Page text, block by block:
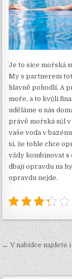
Je to sice mořská
My s partnerem
hlavně pohodlí. A
moře, a to kvůli
uděláme u nás
právě mořská sůl
vaše voda v
si, že tohle chce
vždy kombinovat
dbají opravdu na
opravdu nejde.
Navigace
pro
← V nabídce najdete